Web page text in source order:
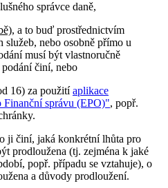
správce daně,
, a to buď prostřednictvím
služeb, nebo osobně přímo u
musí být vlastnoručně
podání činí, nebo
16) za použitíaplikace
správu (EPO)", popř.
ji činí, jaká konkrétní lhůta pro
prodloužena (tj. zejména k jaké
popř. případu se vztahuje), o
a důvody prodloužení.